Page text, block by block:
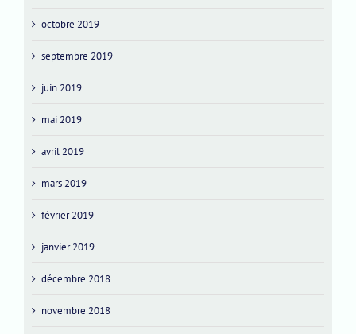
octobre 2019
septembre 2019
juin 2019
mai 2019
avril 2019
mars 2019
février 2019
janvier 2019
décembre 2018
novembre 2018